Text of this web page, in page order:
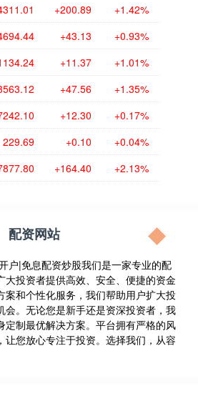
+200.89 +1.42%
+43.13 +0.93%
+11.37 +1.01%
+47.56 +1.35%
+12.30 +0.17%
229.69 +0.10 +0.04%
+164.40 +2.13%
配资网站
户|免息配资炒股我们是一家专业的配
大投资者提供高效、安全、便捷的资金
案和个性化服务，我们帮助用户扩大投
会。无论您是新手还是资深投资者，我
定制最优解决方案。平台拥有严格的风
让您放心专注于投资。选择我们，从容